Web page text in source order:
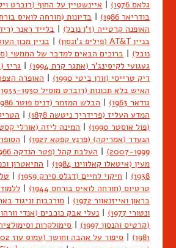
גלאס 1976)
| איינשטיין על החוף (רוברט
בודריאר 1986)
| בדיונות (חורחה לואיס בורחס
האופנה קרטייה (ז'ן נובל) | בלייד ראנר (רידלי
בניין AT&T (פיליפ ג'ונסון)
| בניין מכון
נובל) | ברוכים הבאים למדבר של הממשי (סלבוי
געגועי לקיסינג'ר (אתגר קרת 1994)
| גריז
דיק טרייסי (וורן ביטי 1990)
| האופרה הצפה
האיש בלא תכונות (רוברט מוסיל 1933-1930)
גודאר 1963)
| הבלש המזמר (דניס פוטר 1986)
המדע העליז (פרידריך ניטשה 1878)
|
(פול אוסטר 1990)
| המינה ליזה (אורלי קסטל-
הנעדר (אמריקה) (פרנץ קפקא 1927)
|
2007-1999)
| העלבת קהל (פטר הנדקה 1966)
מעין (איטאלו קאלווינו 1984)
| התיאטרון
1938)
| חיקוי לחיים (דגלס סירק 1959) |
טרטיוס (חורחה לואיס בורחס 1944)
|
בראון ואייזנאוור 1972)
| מורכבות וניגוד
ונטורי 1977)
| נעלי אבק כוכבים (אנדי
(קרטיס והנסון 1997)
| סימולקרות
1981)
| סיפור על אהבה וחושך (עמוס עוז 2002)